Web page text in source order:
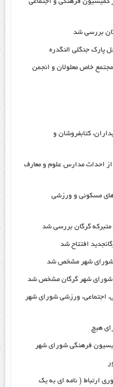
کمیسیون فرهنگی و اجتماعی
بررسی شد
پارک جنگلی النگدره
خاص معلولان و انجمن
کتابفروشان و
از احداث مدارس علوم و معارف
مسکونی و ورزشی
متبرکه گرگان بررسی شد
افتتاح شد
شورای شهر مشخص شد
شورای شهر گرگان مشخص شد
اجتماعی، ورزشی شورای شهر
هیچ
فرهنگی شورای شهر
ارتباط ( نامه ای به یک